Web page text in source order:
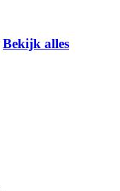
Bekijk alles